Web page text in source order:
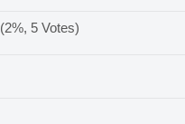
(2%, 5 Votes)